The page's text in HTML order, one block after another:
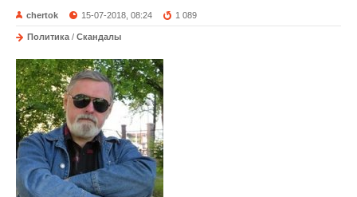
chertok 15-07-2018, 08:24 1 089
Политика / Скандалы